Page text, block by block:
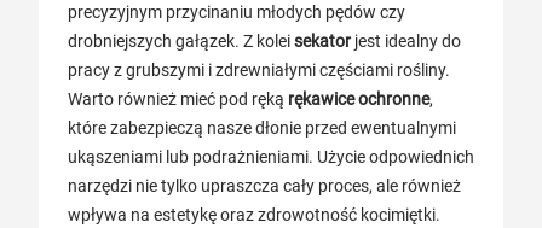
precyzyjnym przycinaniu młodych pędów czy
drobniejszych gałązek. Z koleisekatorjest idealny do
pracy z grubszymi i zdrewniałymi częściami rośliny.
Warto również mieć pod ręką rękawice ochronne,
które zabezpieczą nasze dłonie przed ewentualnymi
ukąszeniami lub podrażnieniami. Użycie odpowiednich
narzędzi nie tylko upraszcza cały proces, ale również
wpływa na estetykę oraz zdrowotność kocimiętki.